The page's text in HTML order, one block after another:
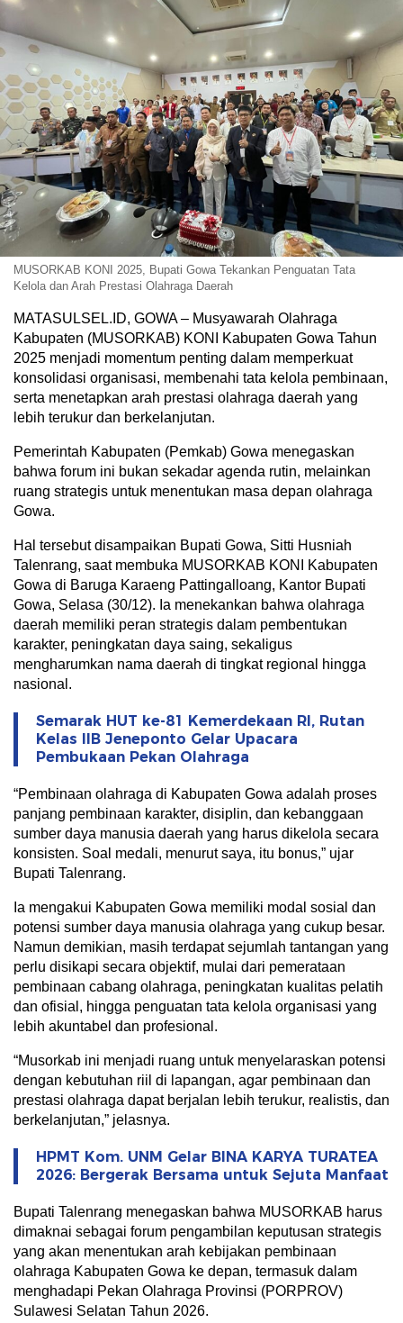
MUSORKAB KONI 2025, Bupati Gowa Tekankan Penguatan Tata
Kelola dan Arah Prestasi Olahraga Daerah
MATASULSEL.ID, GOWA – Musyawarah Olahraga
Kabupaten (MUSORKAB) KONI Kabupaten Gowa Tahun
2025 menjadi momentum penting dalam memperkuat
konsolidasi organisasi, membenahi tata kelola pembinaan,
serta menetapkan arah prestasi olahraga daerah yang
lebih terukur dan berkelanjutan.
Pemerintah Kabupaten (Pemkab) Gowa menegaskan
bahwa forum ini bukan sekadar agenda rutin, melainkan
ruang strategis untuk menentukan masa depan olahraga
Gowa.
Hal tersebut disampaikan Bupati Gowa, Sitti Husniah
Talenrang, saat membuka MUSORKAB KONI Kabupaten
Gowa di Baruga Karaeng Pattingalloang, Kantor Bupati
Gowa, Selasa (30/12). Ia menekankan bahwa olahraga
daerah memiliki peran strategis dalam pembentukan
karakter, peningkatan daya saing, sekaligus
mengharumkan nama daerah di tingkat regional hingga
nasional.
Semarak HUT ke-81 Kemerdekaan RI, Rutan
Kelas IIB Jeneponto Gelar Upacara
Pembukaan Pekan Olahraga
“Pembinaan olahraga di Kabupaten Gowa adalah proses
panjang pembinaan karakter, disiplin, dan kebanggaan
sumber daya manusia daerah yang harus dikelola secara
konsisten. Soal medali, menurut saya, itu bonus,” ujar
Bupati Talenrang.
Ia mengakui Kabupaten Gowa memiliki modal sosial dan
potensi sumber daya manusia olahraga yang cukup besar.
Namun demikian, masih terdapat sejumlah tantangan yang
perlu disikapi secara objektif, mulai dari pemerataan
pembinaan cabang olahraga, peningkatan kualitas pelatih
dan ofisial, hingga penguatan tata kelola organisasi yang
lebih akuntabel dan profesional.
“Musorkab ini menjadi ruang untuk menyelaraskan potensi
dengan kebutuhan riil di lapangan, agar pembinaan dan
prestasi olahraga dapat berjalan lebih terukur, realistis, dan
berkelanjutan,” jelasnya.
HPMT Kom. UNM Gelar BINA KARYA TURATEA
2026: Bergerak Bersama untuk Sejuta Manfaat
Bupati Talenrang menegaskan bahwa MUSORKAB harus
dimaknai sebagai forum pengambilan keputusan strategis
yang akan menentukan arah kebijakan pembinaan
olahraga Kabupaten Gowa ke depan, termasuk dalam
menghadapi Pekan Olahraga Provinsi (PORPROV)
Sulawesi Selatan Tahun 2026.